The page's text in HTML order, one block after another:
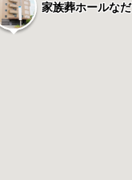
家族葬ホールなだ